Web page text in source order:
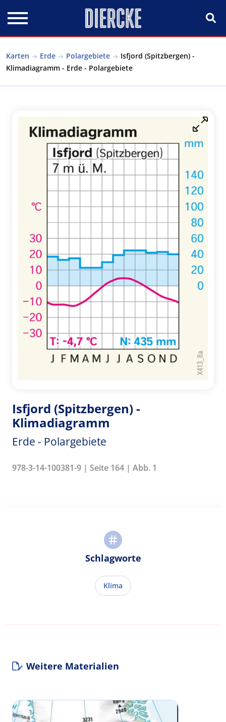
Karten Erde Polargebiete
Isfjord (Spitzbergen) -
Klimadiagramm - Erde - Polargebiete
Isfjord (Spitzbergen) -
Klimadiagramm
Erde - Polargebiete
978-3-14-100381-9 | Seite 164 | Abb. 1
Schlagworte
Klima
Weitere Materialien